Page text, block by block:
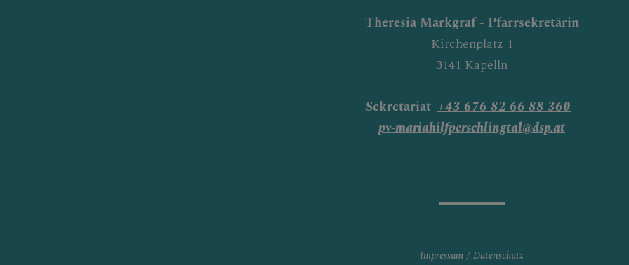
Theresia Markgraf - Pfarrsekretärin
Kirchenplatz 1
3141 Kapelln
Sekretariat +43 676 82 66 88 360
pv-mariahilfperschlingtal@dsp.at
Impressum Datenschutz